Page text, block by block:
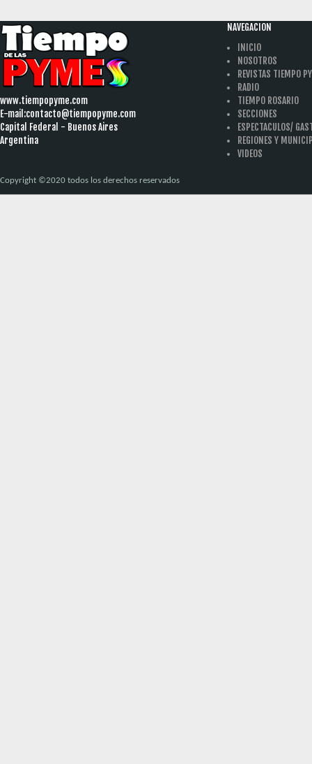
www.tiempopyme.com
E-mail:contacto@tiempopyme.com
Capital Federal - Buenos Aires
Argentina
NAVEGACION
INICIO
NOSOTROS
REVISTAS TIEMPO
RADIO
TIEMPO ROSARIO
SECCIONES
ESPECTACULOS/
REGIONES Y
VIDEOS
Copyright ©2020 todos los derechos reservados